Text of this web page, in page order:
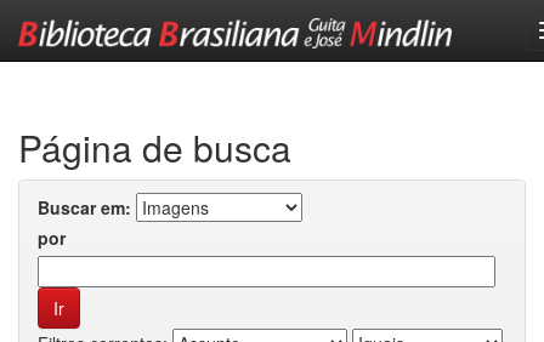
Página de busca
Buscar em:
por